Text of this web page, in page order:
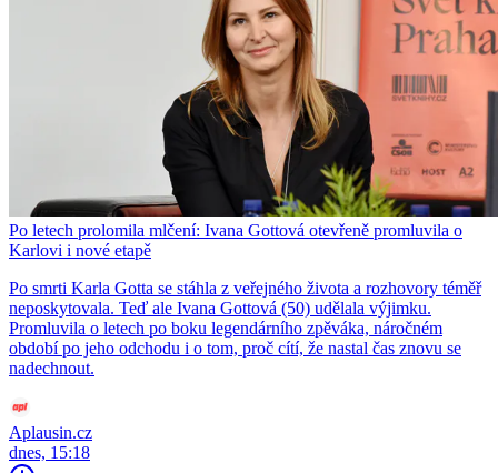
Po letech prolomila mlčení: Ivana Gottová otevřeně promluvila o
Karlovi i nové etapě
Po smrti Karla Gotta se stáhla z veřejného života a rozhovory téměř
neposkytovala. Teď ale Ivana Gottová (50) udělala výjimku.
Promluvila o letech po boku legendárního zpěváka, náročném
období po jeho odchodu i o tom, proč cítí, že nastal čas znovu se
nadechnout.
Aplausin.cz
dnes, 15:18